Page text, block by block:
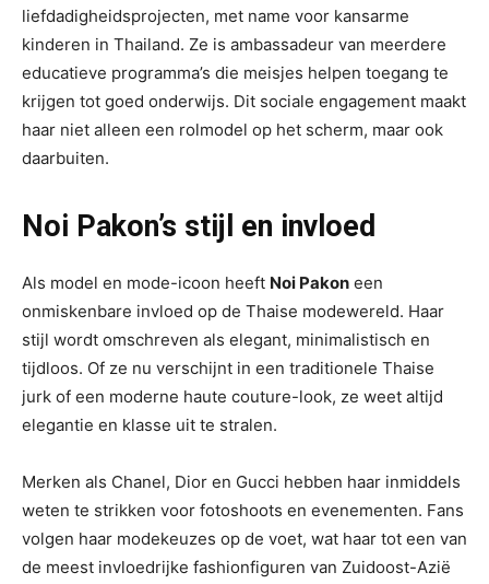
liefdadigheidsprojecten, met name voor kansarme
kinderen in Thailand. Ze is ambassadeur van meerdere
educatieve programma’s die meisjes helpen toegang te
krijgen tot goed onderwijs. Dit sociale engagement maakt
haar niet alleen een rolmodel op het scherm, maar ook
daarbuiten.
Noi Pakon’s stijl en invloed
Als model en mode-icoon heeft Noi Pakon een
onmiskenbare invloed op de Thaise modewereld. Haar
stijl wordt omschreven als elegant, minimalistisch en
tijdloos. Of ze nu verschijnt in een traditionele Thaise
jurk of een moderne haute couture-look, ze weet altijd
elegantie en klasse uit te stralen.
Merken als Chanel, Dior en Gucci hebben haar inmiddels
weten te strikken voor fotoshoots en evenementen. Fans
volgen haar modekeuzes op de voet, wat haar tot een van
de meest invloedrijke fashionfiguren van Zuidoost-Azië